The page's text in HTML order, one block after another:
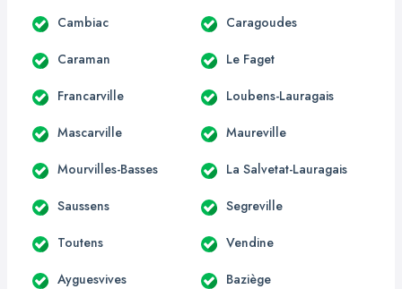
Cambiac Caragoudes
Caraman Le Faget
Francarville Loubens-Lauragais
Mascarville Maureville
Mourvilles-Basses La Salvetat-Lauragais
Saussens Segreville
Toutens Vendine
Ayguesvives Baziège